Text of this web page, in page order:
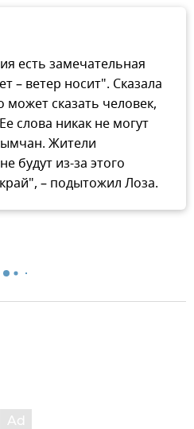
есть замечательная
– ветер носит". Сказала
может сказать человек,
слова никак не могут
Жители
будут из-за этого
– подытожил Лоза.